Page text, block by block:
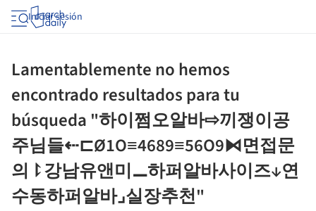
Iniciar sesión
Lamentablemente no hemos
encontrado resultados para tu
búsqueda "하이쩜오알바⇨끼쟁이공
주님들⇠⊏Ø1O≡4689≡56O9⧑면접문
의⥏강남유앤미⚊하퍼알바사이즈↓연
수동하퍼알바⌟실장추천"